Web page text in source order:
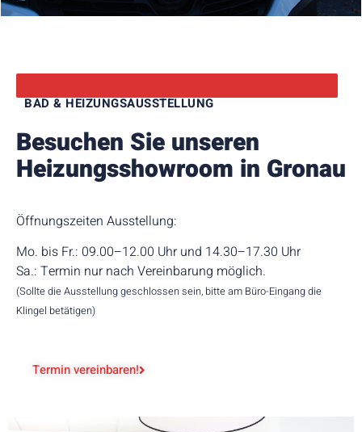
BAD & HEIZUNGSAUSSTELLUNG
Besuchen Sie unseren
Heizungs­showroom in Gronau
Öffnungszeiten Ausstellung:
Mo. bis Fr.: 09.00–12.00 Uhr und 14.30–17.30 Uhr
Sa.: Termin nur nach Vereinbarung möglich.
(Sollte die Ausstellung geschlossen sein, bitte am Büro-Eingang die
Klingel betätigen)
Termin vereinbaren!